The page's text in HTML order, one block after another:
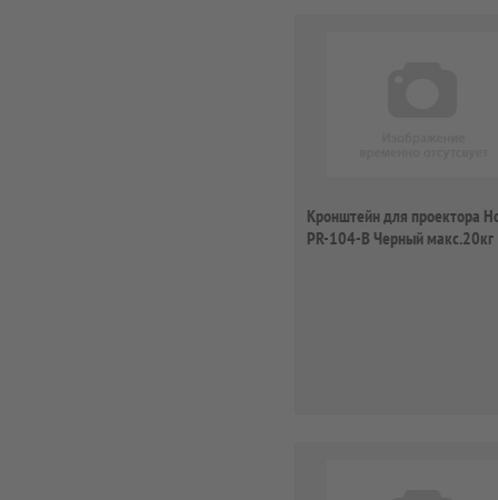
Кронштейн для проектора
PR-104-B Черный макс.20кг